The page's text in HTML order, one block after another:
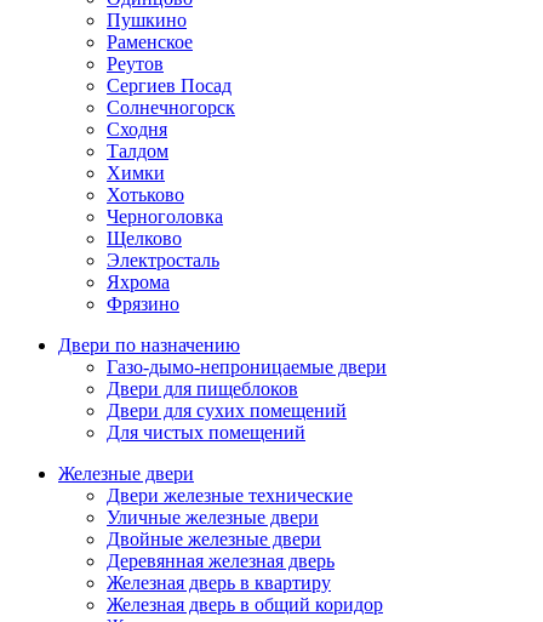
Пушкино
Раменское
Реутов
Сергиев Посад
Солнечногорск
Сходня
Талдом
Химки
Хотьково
Черноголовка
Щелково
Электросталь
Яхрома
Фрязино
Двери по назначению
Газо-дымо-непроницаемые двери
Двери для пищеблоков
Двери для сухих помещений
Для чистых помещений
Железные двери
Двери железные технические
Уличные железные двери
Двойные железные двери
Деревянная железная дверь
Железная дверь в квартиру
Железная дверь в общий коридор